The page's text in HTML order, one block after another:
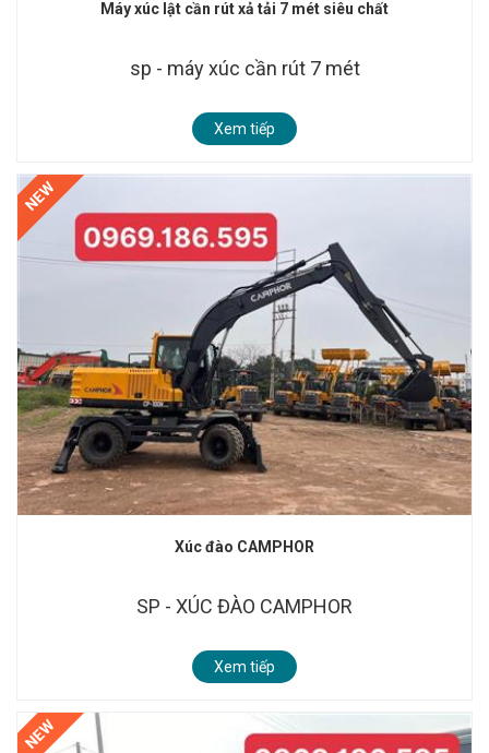
Máy xúc lật cần rút xả tải 7 mét siêu chất
sp - máy xúc cần rút 7 mét
Xem tiếp
NEW
Xúc đào CAMPHOR
SP - XÚC ĐÀO CAMPHOR
Xem tiếp
NEW